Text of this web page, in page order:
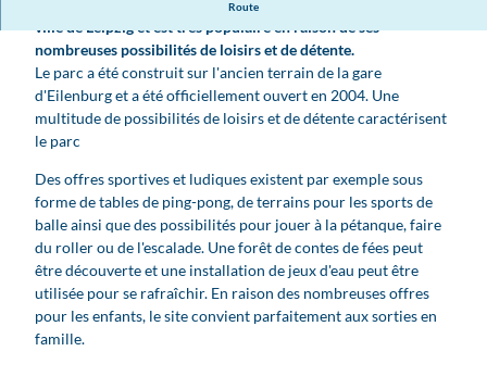
Route
Le parc Lene-Voigt est considéré comme le poumon vert de la
ville de Leipzig et est très populaire en raison de ses
nombreuses possibilités de loisirs et de détente.
Le parc a été construit sur l'ancien terrain de la gare
d'Eilenburg et a été officiellement ouvert en 2004. Une
multitude de possibilités de loisirs et de détente caractérisent
le parc
Des offres sportives et ludiques existent par exemple sous
forme de tables de ping-pong, de terrains pour les sports de
balle ainsi que des possibilités pour jouer à la pétanque, faire
du roller ou de l'escalade. Une forêt de contes de fées peut
être découverte et une installation de jeux d'eau peut être
utilisée pour se rafraîchir. En raison des nombreuses offres
pour les enfants, le site convient parfaitement aux sorties en
famille.